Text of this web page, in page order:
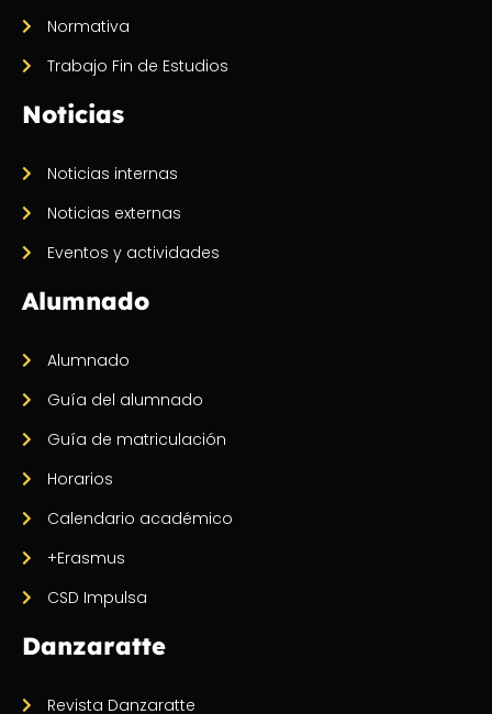
Normativa
Trabajo Fin de Estudios
Noticias
Noticias internas
Noticias externas
Eventos y actividades
Alumnado
Alumnado
Guía del alumnado
Guía de matriculación
Horarios
Calendario académico
+Erasmus
CSD Impulsa
Danzaratte
Revista Danzaratte